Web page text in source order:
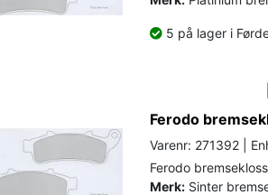
5 på lager i
Ferodo
Varenr: 271392 |
Ferodo
Merk: Sinter